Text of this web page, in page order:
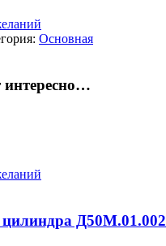
Основная
интересно…
цилиндра Д50М.01.002